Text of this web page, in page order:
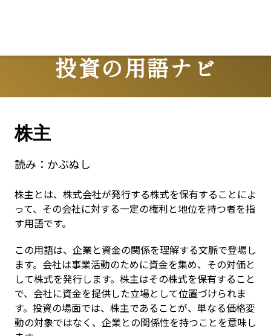
投資の用語ナビ
Terms
株主
読み： かぶぬし
株主とは、株式会社が発行する株式を保有することによ
って、その会社に対する一定の権利と地位を持つ者を指
す用語です。
この用語は、企業と資金の関係を理解する文脈で登場し
ます。会社は事業活動のために資金を集め、その対価と
して株式を発行します。株主はその株式を保有すること
で、会社に資金を提供した立場として位置づけられま
す。投資の場面では、株主であることが、単なる価格変
動の対象ではなく、企業との関係性を持つことを意味し